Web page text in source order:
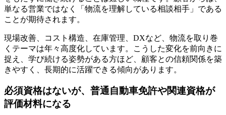
単なる営業ではなく「物流を理解している相談相手」である
ことが期待されます。
現場改善、コスト構造、在庫管理、DXなど、物流を取り巻
くテーマは年々高度化しています。こうした変化を前向きに
捉え、学び続ける姿勢がある方ほど、顧客との信頼関係を築
きやすく、長期的に活躍できる傾向があります。
必須資格はないが、普通自動車免許や関連資格が
評価材料になる